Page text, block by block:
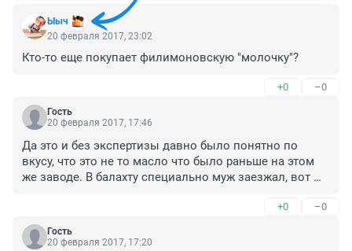
Ыыч
20 февраля 2017, 23:02
Кто-то еще покупает филимоновскую "молочку"?
+0 –0
Гость
20 февраля 2017, 17:46
Да это и без экспертизы давно было понятно по
вкусу, что это не то масло что было раньше на этом
же заводе. В балахту специально муж заезжал, вот
сожалению. Научилась делать сама масло!!!! Ребенку
потому что не хочется давать г.
+0 –0
Гость
20 февраля 2017, 17:20